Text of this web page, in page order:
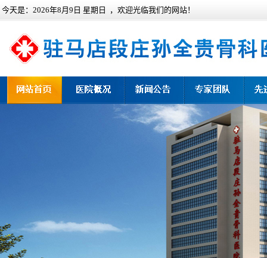
今天是： 2026年8月9日 星期日 ，欢迎光临我们的网站！